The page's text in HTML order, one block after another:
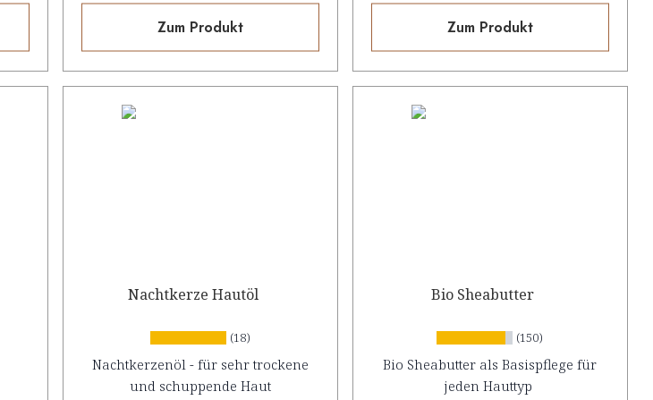
Zum Produkt Zum Produkt
Nachtkerze Hautöl
(18)
Nachtkerzenöl - für sehr trockene
und schuppende Haut
Bio Sheabutter
(150)
Bio Sheabutter als Basispflege für
jeden Hauttyp